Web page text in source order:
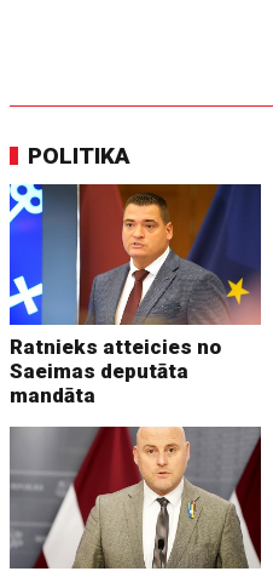
POLITIKA
Ratnieks atteicies no
Saeimas deputāta
mandāta